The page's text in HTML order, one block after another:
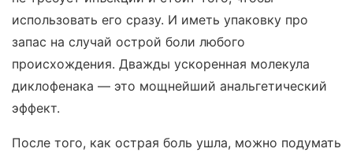
использовать его сразу. И иметь упаковку про
запас на случай острой боли любого
происхождения. Дважды ускоренная молекула
диклофенака — это мощнейший анальгетический
эффект.
После того, как острая боль ушла, можно подумать